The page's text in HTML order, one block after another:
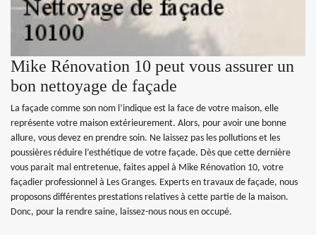
Mike Rénovation 10 peut vous assurer un
bon nettoyage de façade
La façade comme son nom l’indique est la face de votre maison, elle
représente votre maison extérieurement. Alors, pour avoir une bonne
allure, vous devez en prendre soin. Ne laissez pas les pollutions et les
poussières réduire l’esthétique de votre façade. Dès que cette dernière
vous parait mal entretenue, faites appel à Mike Rénovation 10, votre
façadier professionnel à Les Granges. Experts en travaux de façade, nous
proposons différentes prestations relatives à cette partie de la maison.
Donc, pour la rendre saine, laissez-nous nous en occupé.